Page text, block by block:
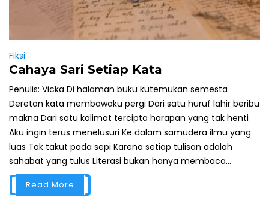
Fiksi
Cahaya Sari Setiap Kata
Penulis: Vicka Di halaman buku kutemukan semesta
Deretan kata membawaku pergi Dari satu huruf lahir beribu
makna Dari satu kalimat tercipta harapan yang tak henti
Aku ingin terus menelusuri Ke dalam samudera ilmu yang
luas Tak takut pada sepi Karena setiap tulisan adalah
sahabat yang tulus Literasi bukan hanya membaca...
Read More